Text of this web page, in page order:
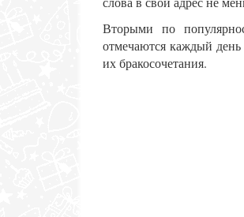
Вторыми по
отмечаются каждый
их бракосочетания.